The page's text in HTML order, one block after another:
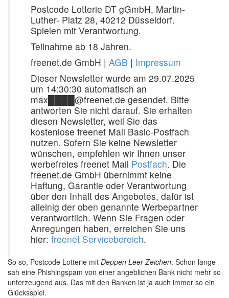
Postcode Lotterie DT gGmbH, Martin-
Luther- Platz 28, 40212 Düsseldorf.
Spielen mit Verantwortung.
Teilnahme ab 18 Jahren.
freenet.de GmbH | AGB | Impressum
Dieser Newsletter wurde am 29.07.2025
um 14:30:30 automatisch an
max████@freenet.de gesendet. Bitte
antworten Sie nicht darauf. Sie erhalten
diesen Newsletter, weil Sie das
kostenlose freenet Mail Basic-Postfach
nutzen. Sofern Sie keine Newsletter
wünschen, empfehlen wir Ihnen unser
werbefreies freenet Mail Postfach. Die
freenet.de GmbH übernimmt keine
Haftung, Garantie oder Verantwortung
über den Inhalt des Angebotes, dafür ist
alleinig der oben genannte Werbepartner
verantwortlich. Wenn Sie Fragen oder
Anregungen haben, erreichen Sie uns
hier: freenet Servicebereich.
So so, Postcode Lotterie mit Deppen Leer Zeichen. Schon lange
sah eine Phishingspam von einer angeblichen Bank nicht mehr so
unterzeugend aus. Das mit den Banken ist ja auch immer so ein
Glücksspiel.